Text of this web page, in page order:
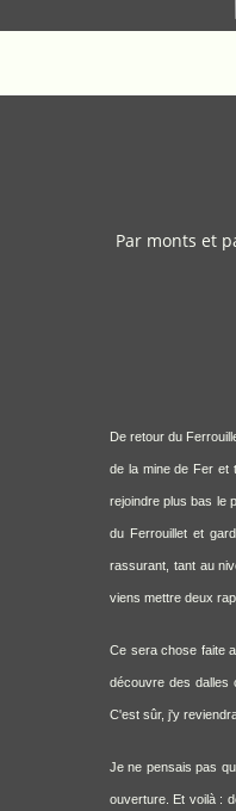
Par monts et
De retour du
de la mine de Fer et
rejoindre plus bas le
du Ferrouillet et
rassurant, tant au
viens mettre deux
Ce sera chose faite
découvre des dalles
C'est sûr, j'y
Je ne pensais pas
ouverture. Et voilà :